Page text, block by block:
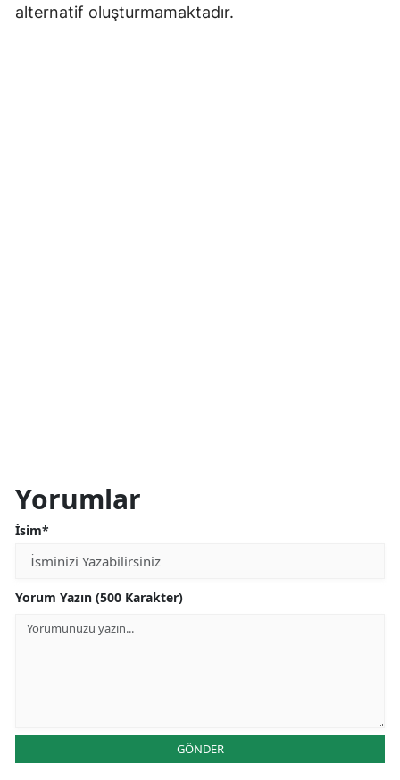
alternatif oluşturmamaktadır.
Yorumlar
İsim*
Yorum Yazın (500 Karakter)
GÖNDER